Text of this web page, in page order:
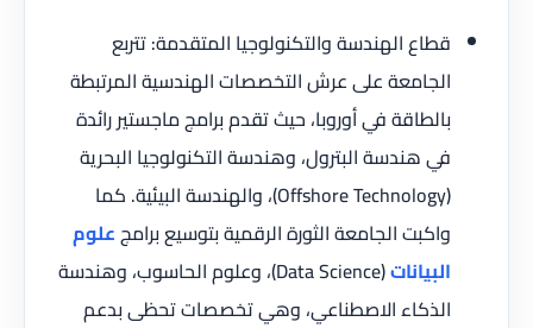
قطاع الهندسة والتكنولوجيا المتقدمة: تتربع
الجامعة على عرش التخصصات الهندسية المرتبطة
بالطاقة في أوروبا، حيث تقدم برامج ماجستير رائدة
في هندسة البترول، وهندسة التكنولوجيا البحرية
(Offshore Technology)، والهندسة البيئية. كما
واكبت الجامعة الثورة الرقمية بتوسيع برامجعلوم
البيانات
(Data Science)، وعلوم الحاسوب، وهندسة
الذكاء الاصطناعي، وهي تخصصات تحظى بدعم